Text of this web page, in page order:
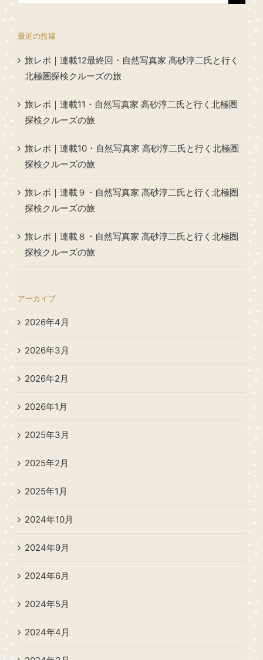
for:
最近の投稿
旅レポ｜連載12最終回・自然写真家 高砂淳二氏と行く
北極圏探検クルーズの旅
旅レポ｜連載11・自然写真家 高砂淳二氏と行く北極圏
探検クルーズの旅
旅レポ｜連載10・自然写真家 高砂淳二氏と行く北極圏
探検クルーズの旅
旅レポ｜連載９・自然写真家 高砂淳二氏と行く北極圏
探検クルーズの旅
旅レポ｜連載８・自然写真家 高砂淳二氏と行く北極圏
探検クルーズの旅
アーカイブ
2026年4月
2026年3月
2026年2月
2026年1月
2025年3月
2025年2月
2025年1月
2024年10月
2024年9月
2024年6月
2024年5月
2024年4月